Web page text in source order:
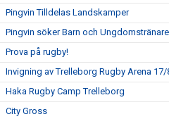
Pingvin Tilldelas Landskamper
Pingvin söker Barn och Ungdomstränare
Prova på rugby!
Invigning av Trelleborg Rugby Arena 17/
Haka Rugby Camp Trelleborg
City Gross